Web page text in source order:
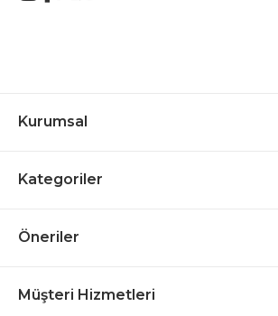
Kurumsal
Kategoriler
Öneriler
Müşteri Hizmetleri